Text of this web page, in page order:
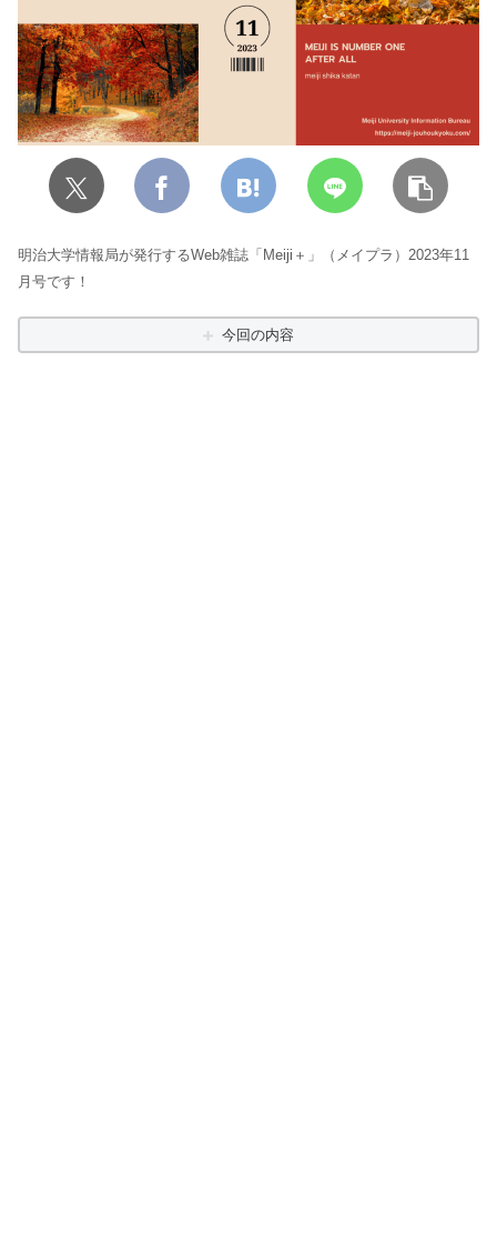
明治大学情報局が発行するWeb雑誌「Meiji＋」（メイプラ）2023年11
月号です！
今回の内容